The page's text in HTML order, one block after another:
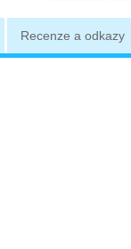
Recenze a odkazy